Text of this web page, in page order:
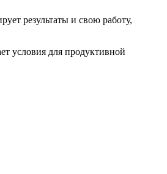
результаты и свою работу,
условия для продуктивной